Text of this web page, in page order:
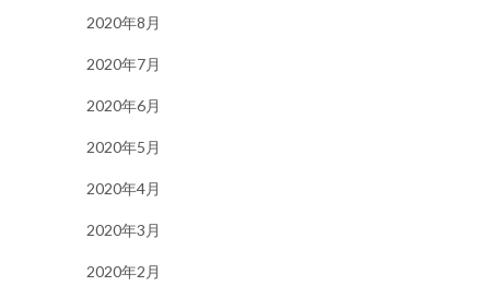
2020年8月
2020年7月
2020年6月
2020年5月
2020年4月
2020年3月
2020年2月